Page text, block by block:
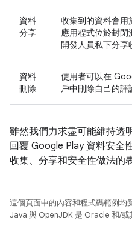
資料
分享
收集到的資料會用
應用程式位於封
開發人員私下分享
資料
刪除
使用者可以在
戶中刪除自己的評
雖然我們力求盡可能維持透
回覆 Google Play 資料安全
收集、分享和安全性做法的
這個頁面中的內容和程式碼範例均
Java 與 OpenJDK 是 Oracle 和/或